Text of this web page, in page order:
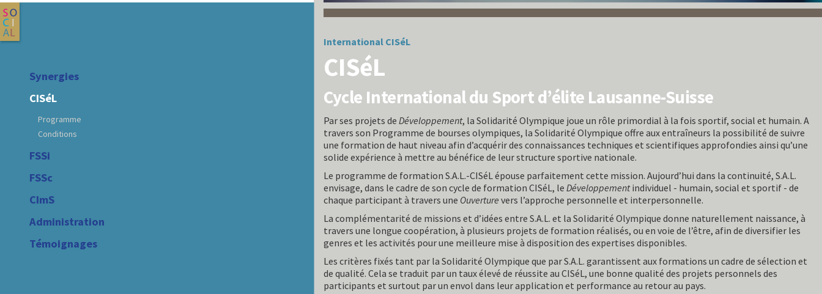
Synergies
CISéL
Programme
Conditions
FSSi
FSSc
CImS
Administration
Témoignages
International CISéL
CISéL
Cycle International du Sport d’élite Lausanne-Suisse
Par ses projets deDéveloppement, la Solidarité Olympique joue un rôle primordial à la fois sportif, social et humain. A
travers son Programme de bourses olympiques, la Solidarité Olympique offre aux entraîneurs la possibilité de suivre
une formation de haut niveau afin d’acquérir des connaissances techniques et scientifiques approfondies ainsi qu’une
solide expérience à mettre au bénéfice de leur structure sportive nationale.
Le programme de formation S.A.L.-CISéL épouse parfaitement cette mission. Aujourd’hui dans la continuité, S.A.L.
envisage, dans le cadre de son cycle de formation CISéL, leDéveloppementindividuel - humain, social et sportif - de
chaque participant à travers une Ouverture vers l’approche personnelle et interpersonnelle.
La complémentarité de missions et d’idées entre S.A.L. et la Solidarité Olympique donne naturellement naissance, à
travers une longue coopération, à plusieurs projets de formation réalisés, ou en voie de l’être, afin de diversifier les
genres et les activités pour une meilleure mise à disposition des expertises disponibles.
Les critères fixés tant par la Solidarité Olympique que par S.A.L. garantissent aux formations un cadre de sélection et
de qualité. Cela se traduit par un taux élevé de réussite au CISéL, une bonne qualité des projets personnels des
participants et surtout par un envol dans leur application et performance au retour au pays.